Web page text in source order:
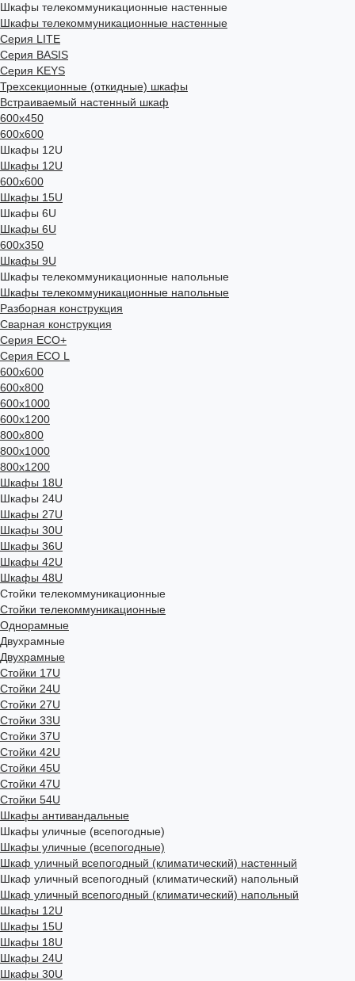
Шкафы телекоммуникационные настенные
Шкафы телекоммуникационные настенные
Cерия LITE
Cерия BASIS
Cерия KEYS
Трехсекционные (откидные) шкафы
Встраиваемый настенный шкаф
600x450
600x600
Шкафы 12U
Шкафы 12U
600x600
Шкафы 15U
Шкафы 6U
Шкафы 6U
600x350
Шкафы 9U
Шкафы телекоммуникационные напольные
Шкафы телекоммуникационные напольные
Разборная конструкция
Сварная конструкция
Серия ECO+
Серия ECO L
600x600
600x800
600х1000
600х1200
800x800
800х1000
800х1200
Шкафы 18U
Шкафы 24U
Шкафы 27U
Шкафы 30U
Шкафы 36U
Шкафы 42U
Шкафы 48U
Стойки телекоммуникационные
Стойки телекоммуникационные
Однорамные
Двухрамные
Двухрамные
Стойки 17U
Стойки 24U
Стойки 27U
Стойки 33U
Стойки 37U
Стойки 42U
Стойки 45U
Стойки 47U
Стойки 54U
Шкафы антивандальные
Шкафы уличные (всепогодные)
Шкафы уличные (всепогодные)
Шкаф уличный всепогодный (климатический) настенный
Шкаф уличный всепогодный (климатический) напольный
Шкаф уличный всепогодный (климатический) напольный
Шкафы 12U
Шкафы 15U
Шкафы 18U
Шкафы 24U
Шкафы 30U